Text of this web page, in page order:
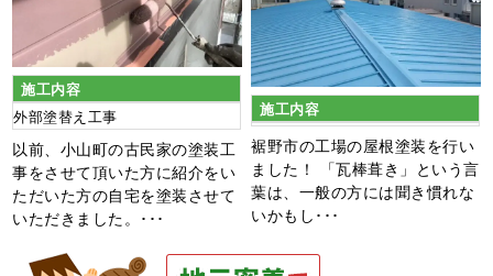
施工内容
外部塗替え工事
以前、小山町の古民家の塗装工
事をさせて頂いた方に紹介をい
ただいた方の自宅を塗装させて
いただきました。･･･
施工内容
裾野市の工場の屋根塗装を行い
ました！ 「瓦棒葺き」という言
葉は、一般の方には聞き慣れな
いかもし･･･